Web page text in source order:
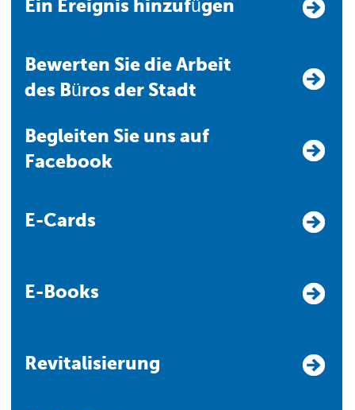
Ein Ereignis hinzufügen
Bewerten Sie die Arbeit
des Büros der Stadt
Begleiten Sie uns auf
Facebook
E-Cards
E-Books
Revitalisierung